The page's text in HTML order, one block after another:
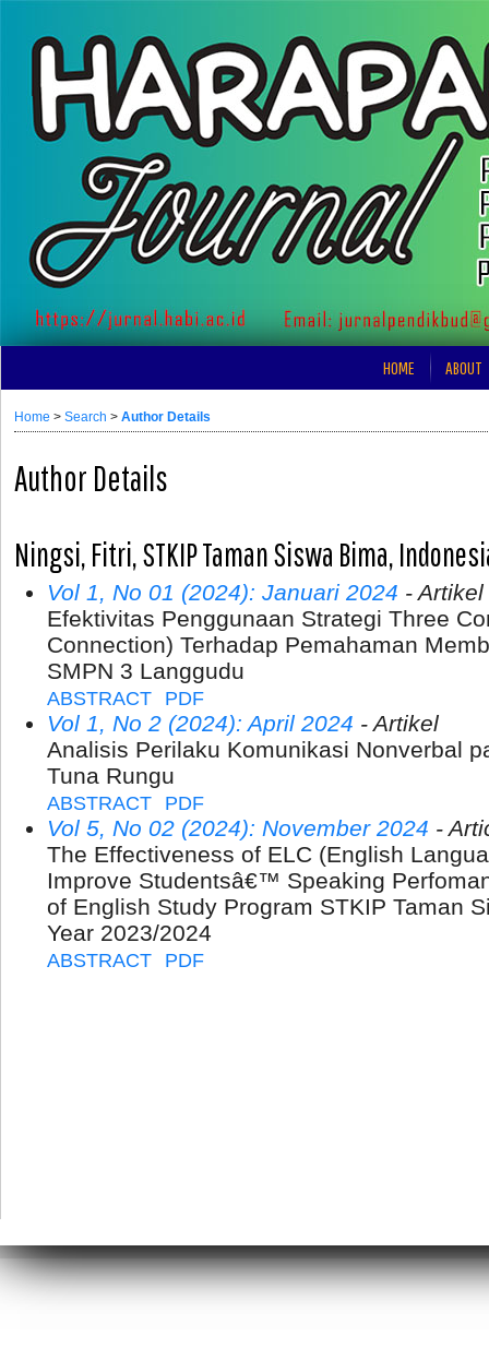
HOME ABOUT
Home > Search > Author Details
Author Details
Ningsi, Fitri, STKIP Taman Siswa Bima,
Vol 1, No 01 (2024): Januari 2024 - Artikel
Efektivitas Penggunaan Strategi Three
Connection) Terhadap Pemahaman
SMPN 3 Langgudu
ABSTRACT PDF
Vol 1, No 2 (2024): April 2024 - Artikel
Analisis Perilaku Komunikasi Nonverbal
Tuna Rungu
ABSTRACT PDF
Vol 5, No 02 (2024): November 2024 -
The Effectiveness of ELC (English
Improve Studentsâ€™ Speaking
of English Study Program STKIP Taman
Year 2023/2024
ABSTRACT PDF